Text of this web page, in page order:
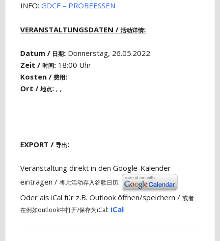
INFO:GDCF – PROBEESSEN
VERANSTALTUNGSDATEN /活动详情:
Datum / 日期: Donnerstag, 26.05.2022
Zeit /时间: 18:00 Uhr
Kosten /费用:
Ort /地点: , ,
EXPORT /导出:
Veranstaltung direkt in den Google-Kalender
eintragen /将此活动存入谷歌日历:
Oder als iCal für z.B. Outlook öffnen/speichern /或者
在例如outlook中打开/保存为iCal: iCal